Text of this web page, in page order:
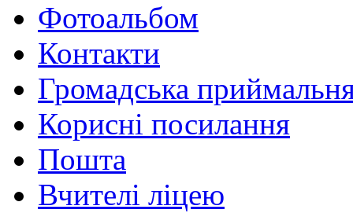
Фотоальбом
Контакти
Громадська
Корисні посилання
Пошта
Вчителі ліцею